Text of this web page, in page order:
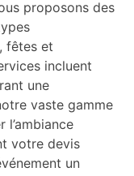
proposons des
fêtes et
incluent
une
vaste gamme
votre devis
un